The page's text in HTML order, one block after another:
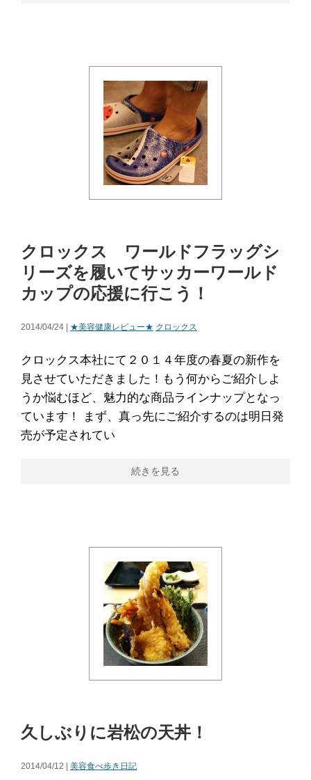
クロックス ワールドフラッグシ
リーズを履いてサッカーワールド
カップの応援に行こう！
2014/04/24 | ★美容健康レビュー★ クロックス
クロックス本社にて２０１４年度の春夏の新作を
見させていただきました！もう何からご紹介しよ
うか悩むほど、魅力的な商品ラインナップとなっ
ています！ まず、真っ先にご紹介するのは明日発
売が予定されてい
続きを見る
久しぶりに岩松の天丼！
2014/04/12 | 美容食べ歩き日記